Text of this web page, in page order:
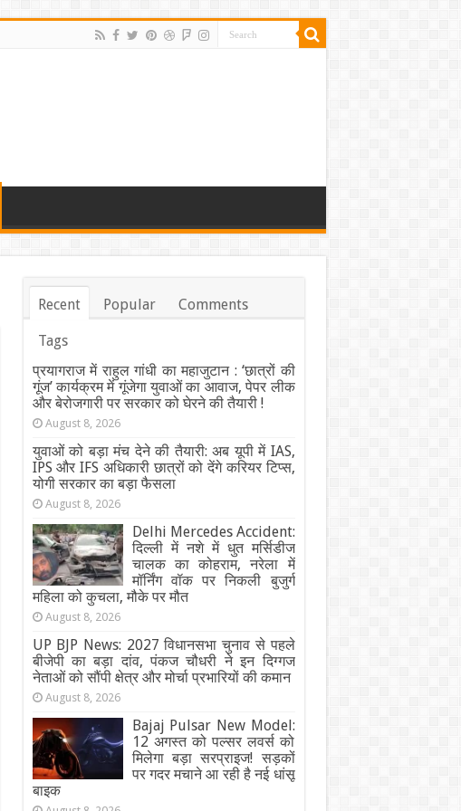
Recent Popular Comments
Tags
प्रयागराज में राहुल गांधी का महाजुटान : ‘छात्रों की
गूंज’ कार्यक्रम में गूंजेगा युवाओं का आवाज, पेपर लीक
और बेरोजगारी पर सरकार को घेरने की तैयारी !
August 8, 2026
युवाओं को बड़ा मंच देने की तैयारी: अब यूपी में IAS,
IPS और IFS अधिकारी छात्रों को देंगे करियर टिप्स,
योगी सरकार का बड़ा फैसला
August 8, 2026
Delhi Mercedes Accident:
दिल्ली में नशे में धुत मर्सिडीज
चालक का कोहराम, नरेला में
मॉर्निंग वॉक पर निकली बुजुर्ग
महिला को कुचला, मौके पर मौत
August 8, 2026
UP BJP News: 2027 विधानसभा चुनाव से पहले
बीजेपी का बड़ा दांव, पंकज चौधरी ने इन दिग्गज
नेताओं को सौंपी क्षेत्र और मोर्चा प्रभारियों की कमान
August 8, 2026
Bajaj Pulsar New Model:
12 अगस्त को पल्सर लवर्स को
मिलेगा बड़ा सरप्राइज! सड़कों
पर गदर मचाने आ रही है नई धांसू
बाइक